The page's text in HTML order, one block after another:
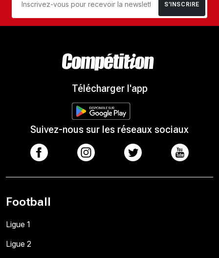
S’INSCRIRE
Télécharger l'app
Suivez-nous sur les réseaux sociaux
Football
Ligue 1
Ligue 2